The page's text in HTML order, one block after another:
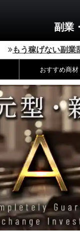
副業
もう稼げない副
おすすめ商材